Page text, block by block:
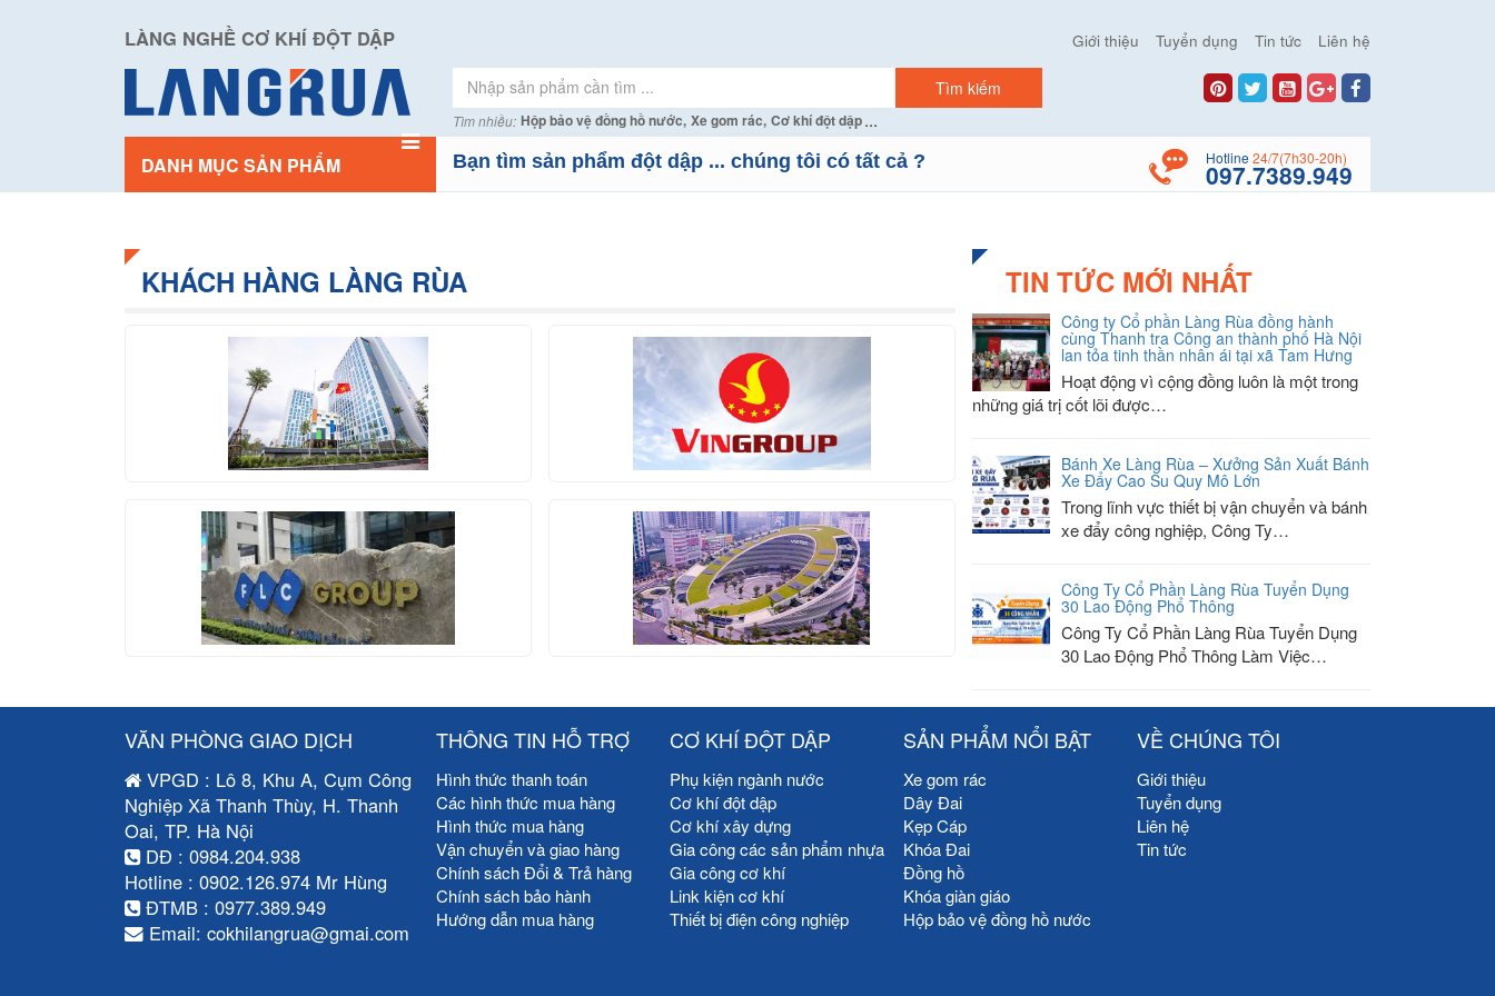
LÀNG NGHỀ CƠ KHÍ ĐỘT DẬP Giới thiệu Tuyển dụng Tin tức Liên hệ
Tìm nhiều: Hộp bảo vệ đồng hồ nước, Xe gom rác, Cơ khí đột dập...
DANH MỤC SẢN PHẨM Bạn tìm sản phẩm đột dập ... chúng tôi có tất cả ? Hotline 24/7(7h30-20h)
097.7389.949
KHÁCH HÀNG LÀNG RÙA TIN TỨC MỚI NHẤT
Công ty Cổ phần Làng Rùa đồng hành
cùng Thanh tra Công an thành phố Hà Nội
lan tỏa tinh thần nhân ái tại xã Tam Hưng
Hoạt động vì cộng đồng luôn là một trong
những giá trị cốt lõi được…
Bánh Xe Làng Rùa – Xưởng Sản Xuất Bánh
Xe Đẩy Cao Su Quy Mô Lớn
Trong lĩnh vực thiết bị vận chuyển và bánh
xe đẩy công nghiệp, Công Ty…
Công Ty Cổ Phần Làng Rùa Tuyển Dụng
30 Lao Động Phổ Thông
Công Ty Cổ Phần Làng Rùa Tuyển Dụng
30 Lao Động Phổ Thông Làm Việc…
VĂN PHÒNG GIAO DỊCH
VPGD : Lô 8, Khu A, Cụm Công
Nghiệp Xã Thanh Thùy, H. Thanh
Oai, TP. Hà Nội
DĐ : 0984.204.938
Hotline : 0902.126.974 Mr Hùng
ĐTMB : 0977.389.949
Email: cokhilangrua@gmai.com
THÔNG TIN HỖ TRỢ
Hình thức thanh toán
Các hình thức mua hàng
Hình thức mua hàng
Vận chuyển và giao hàng
Chính sách Đổi & Trả hàng
Chính sách bảo hành
Hướng dẫn mua hàng
CƠ KHÍ ĐỘT DẬP
Phụ kiện ngành nước
Cơ khí đột dập
Cơ khí xây dựng
Gia công các sản phẩm nhựa
Gia công cơ khí
Link kiện cơ khí
Thiết bị điện công nghiệp
SẢN PHẨM NỔI BẬT
Xe gom rác
Dây Đai
Kẹp Cáp
Khóa Đai
Đồng hồ
Khóa giàn giáo
Hộp bảo vệ đồng hồ nước
VỀ CHÚNG TÔI
Giới thiệu
Tuyển dụng
Liên hệ
Tin tức